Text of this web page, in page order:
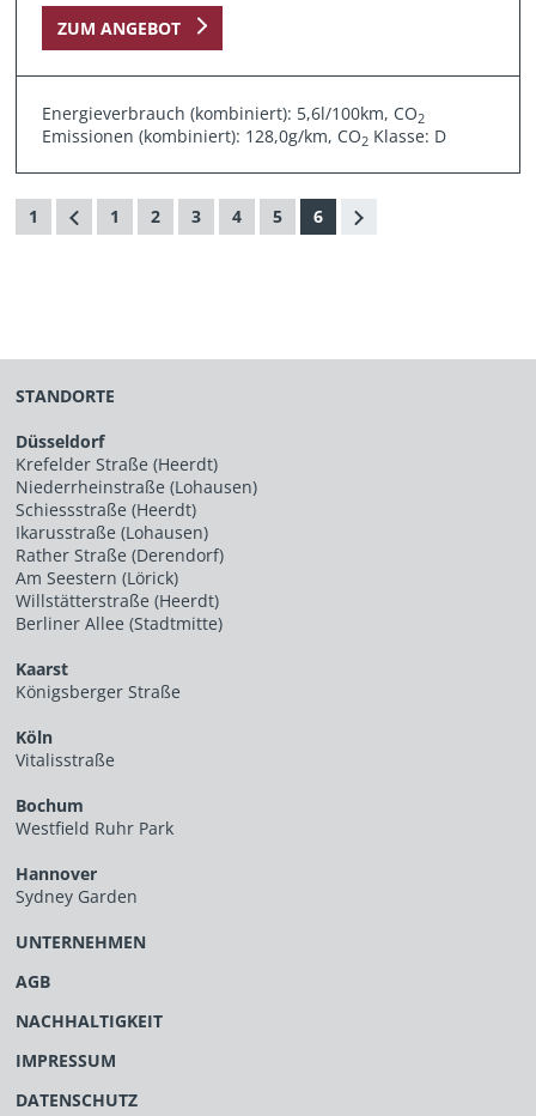
ZUM ANGEBOT
Energieverbrauch (kombiniert): 5,6l/100km, CO2
Emissionen (kombiniert): 128,0g/km, CO2 Klasse: D
1 1 2 3 4 5 6
STANDORTE
Düsseldorf
Krefelder Straße (Heerdt)
Niederrheinstraße (Lohausen)
Schiessstraße (Heerdt)
Ikarusstraße (Lohausen)
Rather Straße (Derendorf)
Am Seestern (Lörick)
Willstätterstraße (Heerdt)
Berliner Allee (Stadtmitte)
Kaarst
Königsberger Straße
Köln
Vitalisstraße
Bochum
Westfield Ruhr Park
Hannover
Sydney Garden
UNTERNEHMEN
AGB
NACHHALTIGKEIT
IMPRESSUM
DATENSCHUTZ